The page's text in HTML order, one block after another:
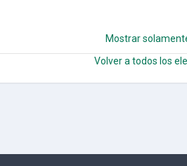
Mostrar
Volver a todos los